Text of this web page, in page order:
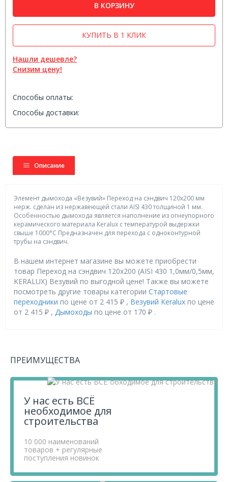
В КОРЗИНУ
Нашли дешевле?
Снизим цену!
КУПИТЬ В 1 КЛИК
Способы оплаты:
Способы доставки:
Описание
Элемент дымохода «Везувий» Переход на сэндвич 120х200 мм
нерж. сделан из нержавеющей стали AISI 430 толщиной 1 мм.
Особенностью дымохода является наполнение из огнеупорного
керамического материала Keralux с температурой выдержки
свыше 1000°C Предназначен для перехода с одноконтурной
трубы на сэндвич.
В нашем интернет магазине вы можете приобрести
товар Переход на сэндвич 120х200 (AISI 430 1,0мм/0,5мм,
KERALUX) Везувий по выгодной цене! Также вы можете
посмотреть другие товары категории Стартовые
переходники по цене от 2 415 ₽ , Везувий Keralux по цене
от 2 415 ₽ , Дымоходы по цене от 170 ₽ .
минимальных розничных цен и выбираем надежных
Чтобы купить товар Переход на сэндвич 120х200 (AISI
430 1,0мм/0,5мм, KERALUX) Везувий, перенесите его в
«Корзину» и оформите свой заказ.
Если у вас остались вопросы, вы можете задать их по
телефону+7 812 740 68 02
ПРЕИМУЩЕСТВА
У нас есть ВСЁ
необходимое для
строительства
10 000 наименований
товаров + регулярные
поступления новинок